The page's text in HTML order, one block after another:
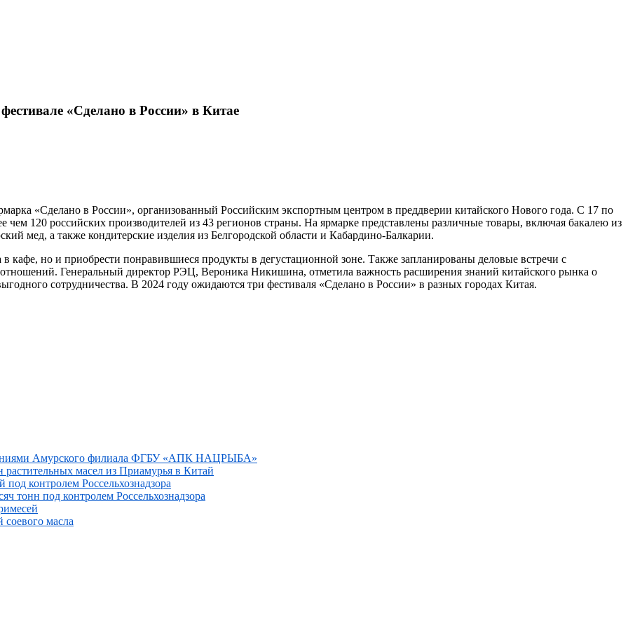
«Сделано в России» в Китае
«Сделано в России», организованный Российским экспортным центром в преддверии китайского Нового года. С 17 по
чем 120 российских производителей из 43 регионов страны. На ярмарке представлены различные товары, включая бакалею из
мед, а также кондитерские изделия из Белгородской области и Кабардино-Балкарии.
кафе, но и приобрести понравившиеся продукты в дегустационной зоне. Также запланированы деловые встречи с
отношений. Генеральный директор РЭЦ, Вероника Никишина, отметила важность расширения знаний китайского рынка о
сотрудничества. В 2024 году ожидаются три фестиваля «Сделано в России» в разных городах Китая.
Амурского филиала ФГБУ «АПК НАЦРЫБА»
растительных масел из Приамурья в Китай
контролем Россельхознадзора
тонн под контролем Россельхознадзора
масла